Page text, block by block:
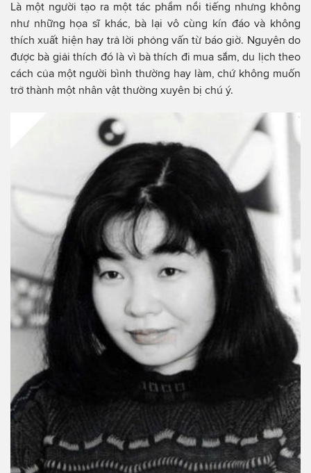
Là một người tạo ra một tác phẩm nổi tiếng nhưng không
như những họa sĩ khác, bà lại vô cùng kín đáo và không
thích xuất hiện hay trả lời phỏng vấn từ báo giờ. Nguyên do
được bà giải thích đó là vì bà thích đi mua sắm, du lịch theo
cách của một người bình thường hay làm, chứ không muốn
trở thành một nhân vật thường xuyên bị chú ý.